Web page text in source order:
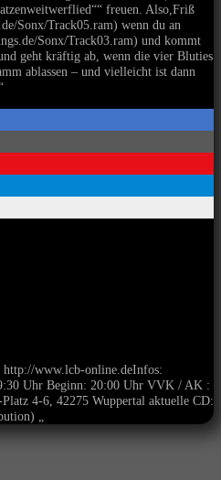
freuen. Also,Friß
Sonx/Track05.ram) wenn du an
Sonx/Track03.ram) und kommt
geht kräftig ab, wenn die vier Bluties
ablassen – und vielleicht ist dann
www.lcb-online.deInfos:
Uhr Beginn: 20:00 Uhr VVK / AK :
4-6, 42275 Wuppertal aktuelle CD:
„